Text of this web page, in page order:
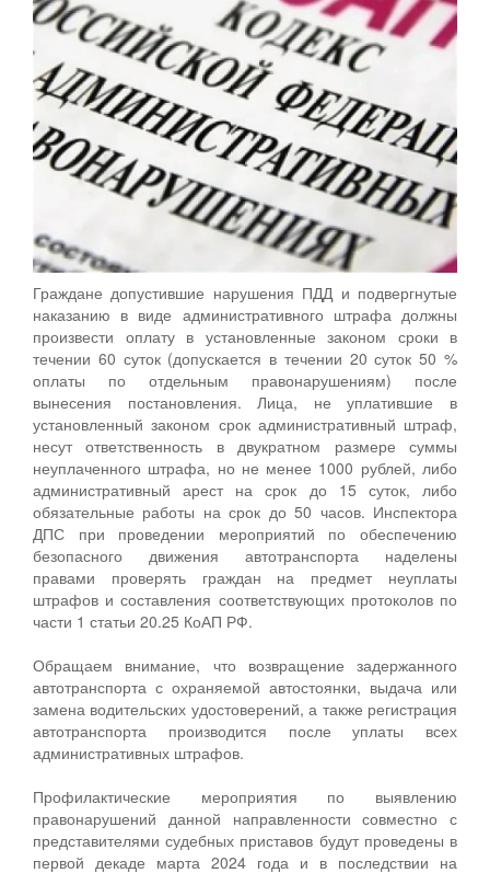
Граждане допустившие нарушения ПДД и подвергнутые
наказанию в виде административного штрафа должны
произвести оплату в установленные законом сроки в
течении 60 суток (допускается в течении 20 суток 50 %
оплаты по отдельным правонарушениям) после
вынесения постановления. Лица, не уплатившие в
установленный законом срок административный штраф,
несут ответственность в двукратном размере суммы
неуплаченного штрафа, но не менее 1000 рублей, либо
административный арест на срок до 15 суток, либо
обязательные работы на срок до 50 часов. Инспектора
ДПС при проведении мероприятий по обеспечению
безопасного движения автотранспорта наделены
правами проверять граждан на предмет неуплаты
штрафов и составления соответствующих протоколов по
части 1 статьи 20.25 КоАП РФ.
Обращаем внимание, что возвращение задержанного
автотранспорта с охраняемой автостоянки, выдача или
замена водительских удостоверений, а также регистрация
автотранспорта производится после уплаты всех
административных штрафов.
Профилактические мероприятия по выявлению
правонарушений данной направленности совместно с
представителями судебных приставов будут проведены в
первой декаде марта 2024 года и в последствии на